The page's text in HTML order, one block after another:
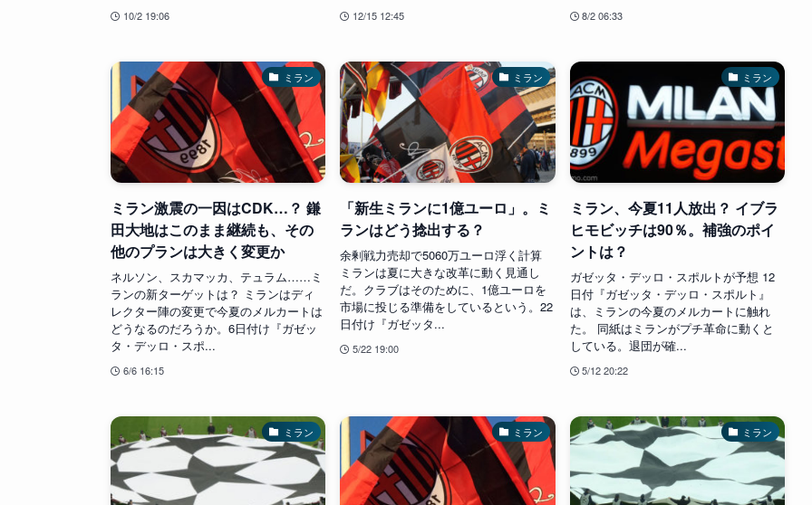
10/2 19:06 12/15 12:45 8/2 06:33
ミラン
ミラン激震の一因はCDK…？ 鎌
田大地はこのまま継続も、その
他のプランは大きく変更か
ネルソン、スカマッカ、テュラム……ミ
ランの新ターゲットは？ ミランはディ
レクター陣の変更で今夏のメルカートは
どうなるのだろうか。6日付け『ガゼッ
タ・デッロ・スポ...
6/6 16:15
ミラン
「新生ミランに1億ユーロ」。ミ
ランはどう捻出する？
余剰戦力売却で5060万ユーロ浮く計算
ミランは夏に大きな改革に動く見通し
だ。クラブはそのために、1億ユーロを
市場に投じる準備をしているという。22
日付け『ガゼッタ...
5/22 19:00
ミラン
ミラン、今夏11人放出？ イブラ
ヒモビッチは90％。補強のポイ
ントは？
ガゼッタ・デッロ・スポルトが予想 12
日付『ガゼッタ・デッロ・スポルト』
は、ミランの今夏のメルカートに触れ
た。 同紙はミランがプチ革命に動くと
している。退団が確...
5/12 20:22
ミラン ミラン ミラン